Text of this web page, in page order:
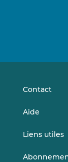
Contact
Aide
Liens utiles